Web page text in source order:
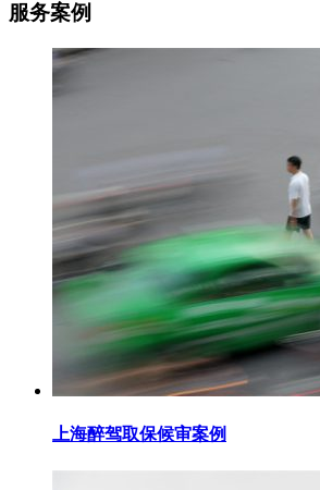
服务案例
上海醉驾取保候审案例